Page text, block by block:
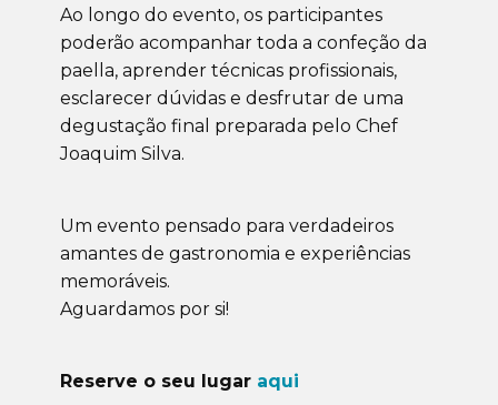
Ao longo do evento, os participantes
poderão acompanhar toda a confeção da
paella, aprender técnicas profissionais,
esclarecer dúvidas e desfrutar de uma
degustação final preparada pelo Chef
Joaquim Silva.
Um evento pensado para verdadeiros
amantes de gastronomia e experiências
memoráveis.
Aguardamos por si!
Reserve o seu lugar aqui